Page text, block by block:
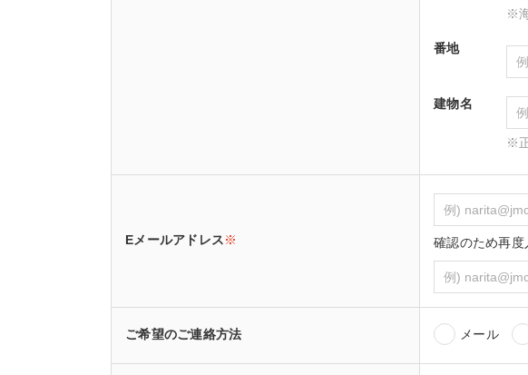
※
番地
建物名
※
Eメールアドレス※ 確認のため再度
ご希望のご連絡方法 メール